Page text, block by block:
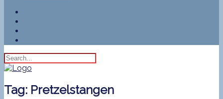
Tag: Pretzelstangen